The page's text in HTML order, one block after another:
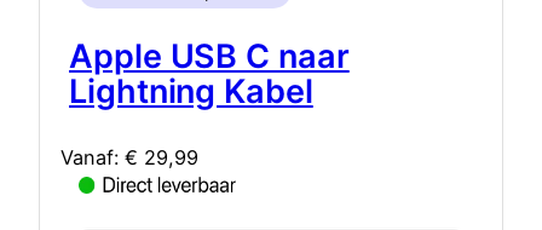
Apple USB C naar
Lightning Kabel
Vanaf: € 29,99